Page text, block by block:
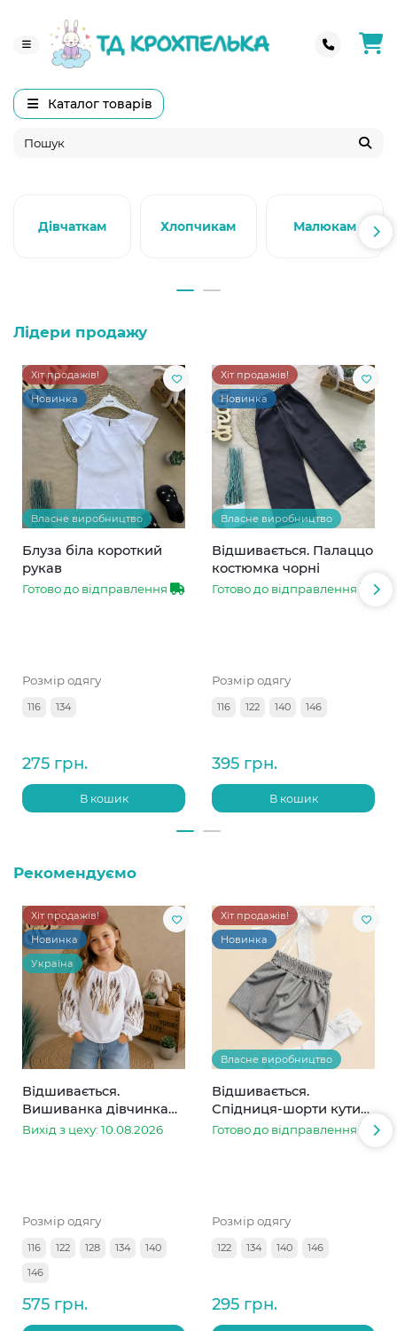
Каталог товарів
Дівчаткам Хлопчикам Малюкам
Лідери продажу
Хіт продажів!
Новинка
Власне виробництво
Блуза біла короткий
рукав
Готово до відправлення
Розмір одягу
116 134
275 грн.
В кошик
Хіт продажів!
Новинка
Власне виробництво
Відшивається. Палаццо
костюмка чорні
Готово до відправлення
Розмір одягу
116 122 140 146
395 грн.
В кошик
Рекомендуємо
Хіт продажів!
Новинка
Україна
Відшивається.
Вишиванка дівчинка
колоски
Вихід з цеху: 10.08.2026
Розмір одягу
116 122 128 134
140
146
575 грн.
Хіт продажів!
Новинка
Власне виробництво
Відшивається.
Спідниця-шорти кутик
сіра в смужку
Готово до відправлення
Розмір одягу
122 134 140 146
295 грн.